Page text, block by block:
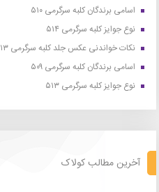
اسامی برندگان کلبه سرگرمی ۵۱۰
نوع جوایز کلبه سرگرمی ۵۱۴
نکات خواندنی عکس جلد کلبه سرگرمی ۵۱۳
اسامی برندگان کلبه سرگرمی ۵۰۹
نوع جوایز کلبه سرگرمی ۵۱۳
آخرین مطالب کولاک